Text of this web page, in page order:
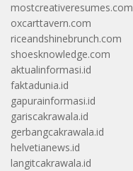
mostcreativeresumes.com
oxcarttavern.com
riceandshinebrunch.com
shoesknowledge.com
aktualinformasi.id
faktadunia.id
gapurainformasi.id
gariscakrawala.id
gerbangcakrawala.id
helvetianews.id
langitcakrawala.id